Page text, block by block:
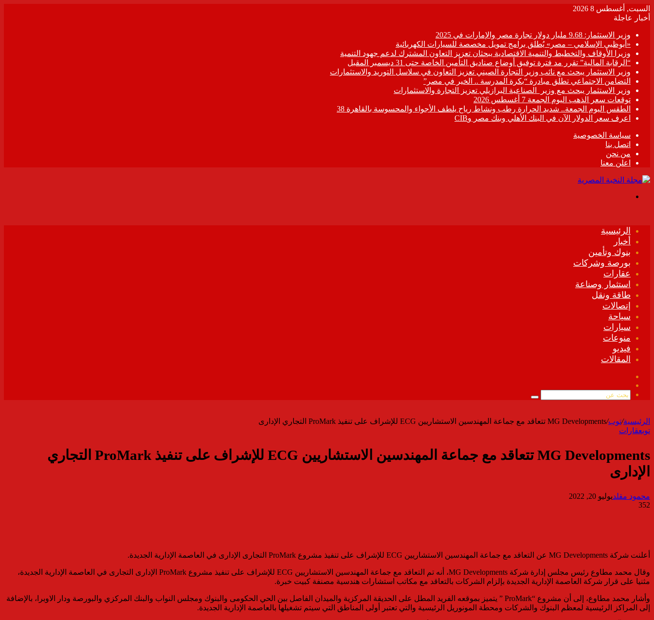
السبت, أغسطس 8 2026
أخبار عاجلة
وزير الاستثمار: 9.68 مليار دولار تجارة مصر والإمارات في 2025
«أبوظبي الإسلامي – مصر» يُطلق برامج تمويل مخصصة للسيارات الكهربائية
وزيرا الأوقاف والتخطيط والتنمية الاقتصادية يبحثان تعزيز التعاون المشترك لدعم جهود التنمية
“الرقابة المالية” تقرر مد فترة توفيق أوضاع صناديق التأمين الخاصة حتى 31 ديسمبر المقبل
وزير الاستثمار يبحث مع نائب وزير التجارة الصيني تعزيز التعاون في سلاسل التوريد والاستثمارات
التضامن الاجتماعي تطلق مبادرة “بكرة المدرسة .. الخير في مصر”
وزير الاستثمار يبحث مع وزير الصناعية البرازيلي تعزيز التجارة والاستثمارات
توقعات سعر الذهب اليوم الجمعة 7 أغسطس 2026
الطقس اليوم الجمعة.. شديد الحرارة رطب ونشاط رياح يلطف الأجواء والمحسوسة بالقاهرة 38
اعرف سعر الدولار الآن في البنك الأهلي وبنك مصر وCIB
سياسة الخصوصية
اتصل بنا
من نحن
اعلن معنا
الرئيسية
أخبار
بنوك وتأمين
بورصة وشركات
عقارات
استثمار وصناعة
طاقة ونقل
إتصالات
سياحة
سيارات
منوعات
فيديو
المقالات
الموقع
بحث
الرئيسية/توب/MG Developments تتعاقد مع جماعة المهندسين الاستشاريين ECG للإشراف على تنفيذ ProMark التجاري الإدارى
توبعقارات
MG Developments تتعاقد مع جماعة المهندسين الاستشاريين ECG للإشراف على تنفيذ ProMark التجاري
الإدارى
محمود مقلديوليو 20, 2022
352
أعلنت شركة MG Developments عن التعاقد مع جماعة المهندسين الاستشاريين ECG للإشراف على تنفيذ مشروع ProMark التجارى الإدارى في العاصمة الإدارية الجديدة.
وقال محمد مطاوع رئيس مجلس إدارة شركة MG Developments، أنه تم التعاقد مع جماعة المهندسين الاستشاريين ECG للإشراف على تنفيذ مشروع ProMark الإدارى التجارى في العاصمة الإدارية الجديدة،
مثنيا على قرار شركة العاصمة الإدارية الجديدة بإلزام الشركات بالتعاقد مع مكاتب استشارات هندسية مصنفة كبيت خبرة.
وأشار محمد مطاوع، إلى أن مشروع “ProMark ” يتميز بموقعه الفريد المطل على الحديقة المركزية والميدان الفاصل بين الحي الحكومى والبنوك ومجلس النواب والبنك المركزي والبورصة ودار الاوبرا، بالإضافة
إلى المراكز الرئيسية لمعظم البنوك والشركات ومحطة المونوريل الرئيسية والتي تعتبر أولى المناطق التي سيتم تشغيلها بالعاصمة الإدارية الجديدة.